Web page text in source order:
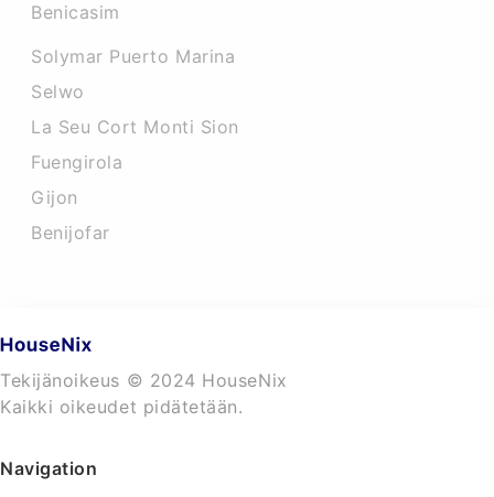
Benicasim
Solymar Puerto Marina
Selwo
La Seu Cort Monti Sion
Fuengirola
Gijon
Benijofar
Tekijänoikeus © 2024 HouseNix
Kaikki oikeudet pidätetään.
Navigation